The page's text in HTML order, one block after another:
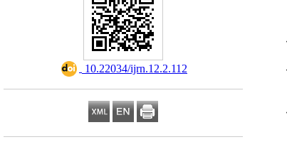
‎ 10.22034/ijrn.12.2.112